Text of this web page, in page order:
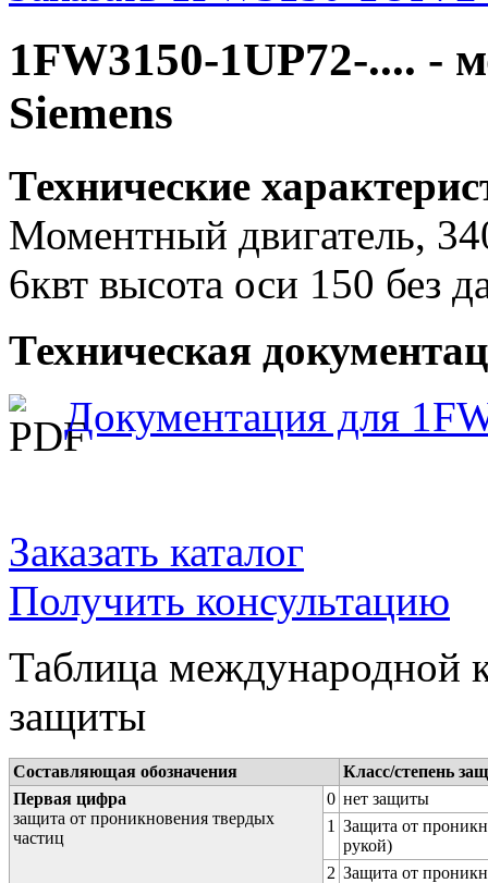
1FW3150-1UP72-.... -
Siemens
Технические
Моментный двигатель,
6квт высота оси 150 без
Техническая
Документация для
Заказать каталог
Получить консультацию
Таблица международной
защиты
Составляющая обозначения
Класс/степень
Первая цифра
защита от проникновения твердых
частиц
0 нет защиты
1 Защита от
рукой)
2 Защита от